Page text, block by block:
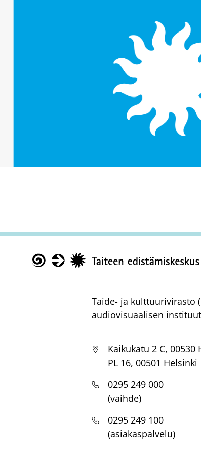
Taide- ja kulttuurivirasto
audiovisuaalisen
Kaikukatu 2 C, 00530
PL 16, 00501 Helsinki
0295 249 000
(vaihde)
0295 249 100
(asiakaspalvelu)